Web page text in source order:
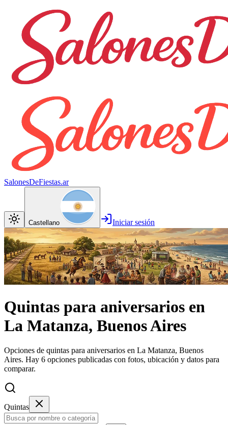
SalonesDeFiestas.ar
Castellano Iniciar sesión
Quintas para aniversarios en
La Matanza, Buenos Aires
Opciones de quintas para aniversarios en La Matanza, Buenos
Aires. Hay 6 opciones publicadas con fotos, ubicación y datos para
comparar.
Quintas